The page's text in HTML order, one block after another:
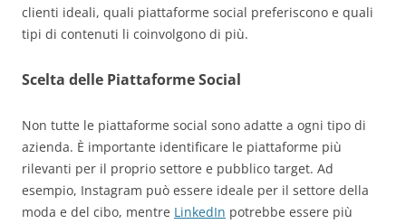
clienti ideali, quali piattaforme social preferiscono e quali
tipi di contenuti li coinvolgono di più.
Scelta delle Piattaforme Social
Non tutte le piattaforme social sono adatte a ogni tipo di
azienda. È importante identificare le piattaforme più
rilevanti per il proprio settore e pubblico target. Ad
esempio, Instagram può essere ideale per il settore della
moda e del cibo, mentre LinkedIn potrebbe essere più